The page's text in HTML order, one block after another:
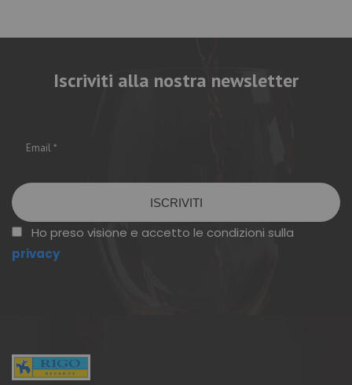
Iscriviti alla nostra newsletter
VuotoHo preso visione e accetto le condizioni sulla
privacy